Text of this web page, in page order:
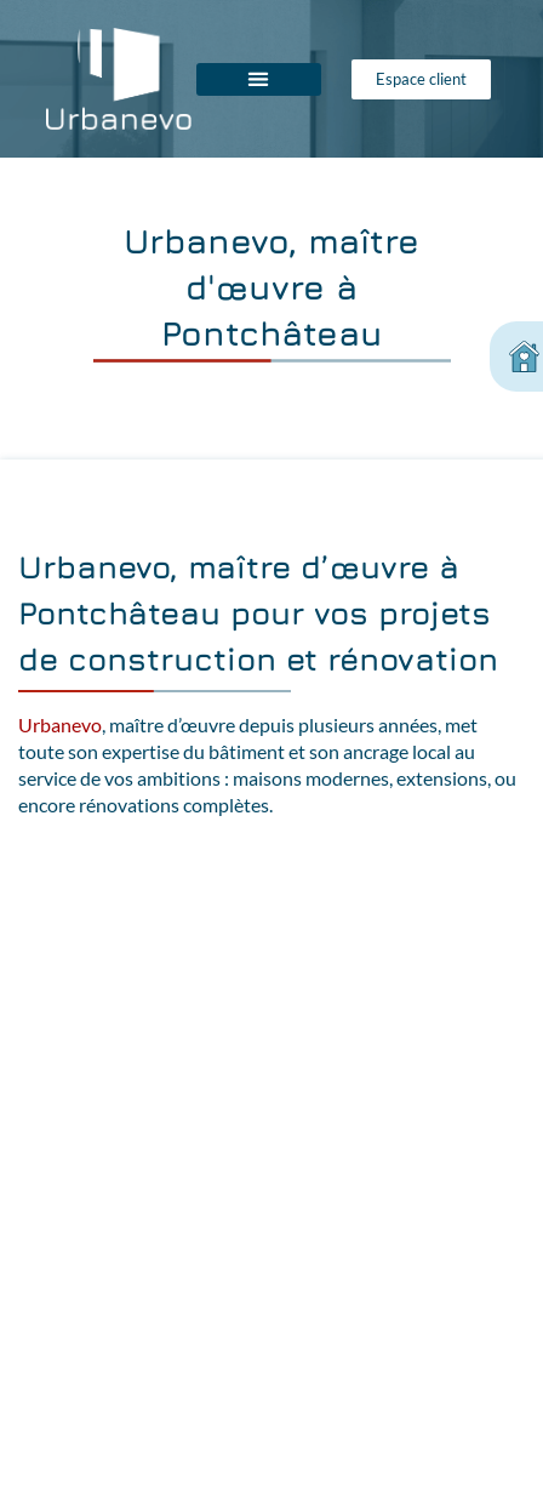
Espace client
Urbanevo, maître
d'œuvre à
Pontchâteau
Urbanevo, maître d’œuvre à
Pontchâteau pour vos projets
de construction et rénovation
Urbanevo, maître d’œuvre depuis plusieurs années, met
toute son expertise du bâtiment et son ancrage local au
service de vos ambitions : maisons modernes, extensions, ou
encore rénovations complètes.